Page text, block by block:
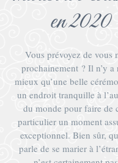
en 2020
Vous prévoyez de vous
prochainement ? Il n’y a
mieux qu’une belle
un endroit tranquille à
du monde pour faire de
particulier un moment
exceptionnel. Bien sûr,
parle de se marier à